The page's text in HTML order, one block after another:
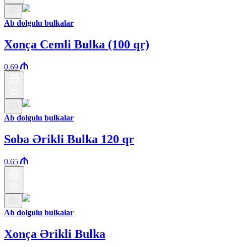
Ab dolgulu bulkalar
Xonça Cemli Bulka (100 qr)
0.69
Ab dolgulu bulkalar
Soba Ərikli Bulka 120 qr
0.65
Ab dolgulu bulkalar
Xonça Ərikli Bulka